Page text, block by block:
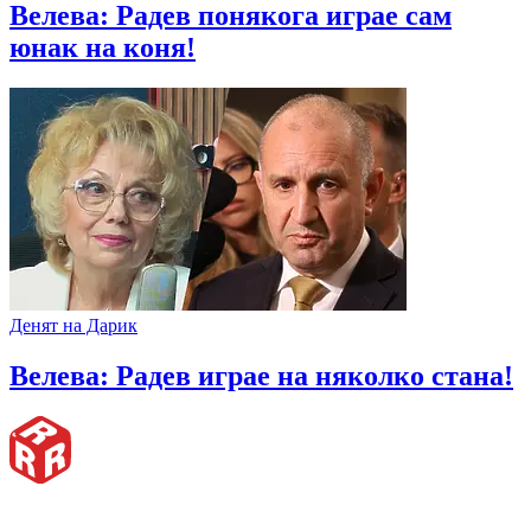
Велева: Радев понякога играе сам
юнак на коня!
Денят на Дарик
Велева: Радев играе на няколко стана!